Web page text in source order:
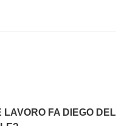
LAVORO FA DIEGO